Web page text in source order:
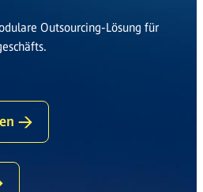
Outsourcing-Lösung für
→